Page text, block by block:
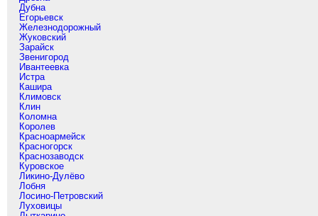
Дубна
Егорьевск
Железнодорожный
Жуковский
Зарайск
Звенигород
Ивантеевка
Истра
Кашира
Климовск
Клин
Коломна
Королев
Красноармейск
Красногорск
Краснозаводск
Куровское
Ликино-Дулёво
Лобня
Лосино-Петровский
Луховицы